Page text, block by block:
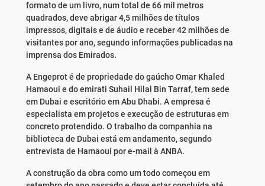
formato de um livro, num total de 66 mil metros
quadrados, deve abrigar 4,5 milhões de títulos
impressos, digitais e de áudio e receber 42 milhões de
visitantes por ano, segundo informações publicadas na
imprensa dos Emirados.
A Engeprot é de propriedade do gaúcho Omar Khaled
Hamaoui e do emirati Suhail Hilal Bin Tarraf, tem sede
em Dubai e escritório em Abu Dhabi. A empresa é
especialista em projetos e execução de estruturas em
concreto protendido. O trabalho da companhia na
biblioteca de Dubai está em andamento, segundo
entrevista de Hamaoui por e-mail à ANBA.
A construção da obra como um todo começou em